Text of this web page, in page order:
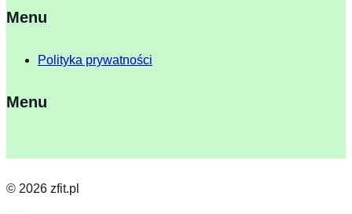
Menu
Polityka prywatności
Menu
© 2026 zfit.pl